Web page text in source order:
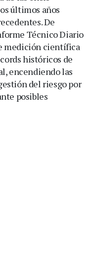
últimos años
De
Técnico Diario
medición científica
históricos de
encendiendo las
del riesgo por
posibles